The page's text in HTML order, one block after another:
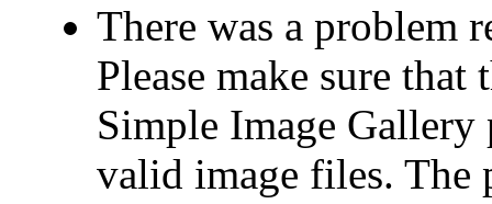
There was a problem
Please make sure
Simple Image Gallery
valid image files. The